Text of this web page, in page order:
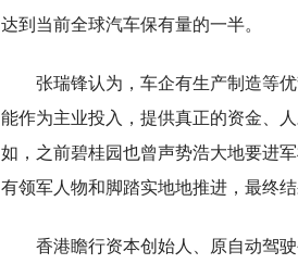
达到当前全球汽车保有量的一半。
张瑞锋认为，车企有生产制造等
能作为主业投入，提供真正的资金、
如，之前碧桂园也曾声势浩大地要进
有领军人物和脚踏实地地推进，最终
香港瞻行资本创始人、原自动驾